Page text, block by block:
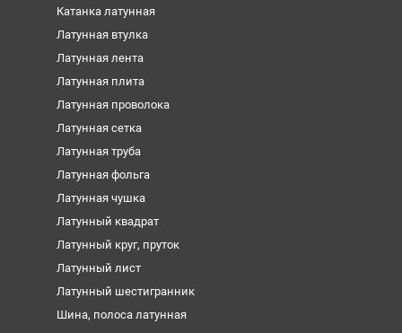
Катанка латунная
Латунная втулка
Латунная лента
Латунная плита
Латунная проволока
Латунная сетка
Латунная труба
Латунная фольга
Латунная чушка
Латунный квадрат
Латунный круг, пруток
Латунный лист
Латунный шестигранник
Шина, полоса латунная